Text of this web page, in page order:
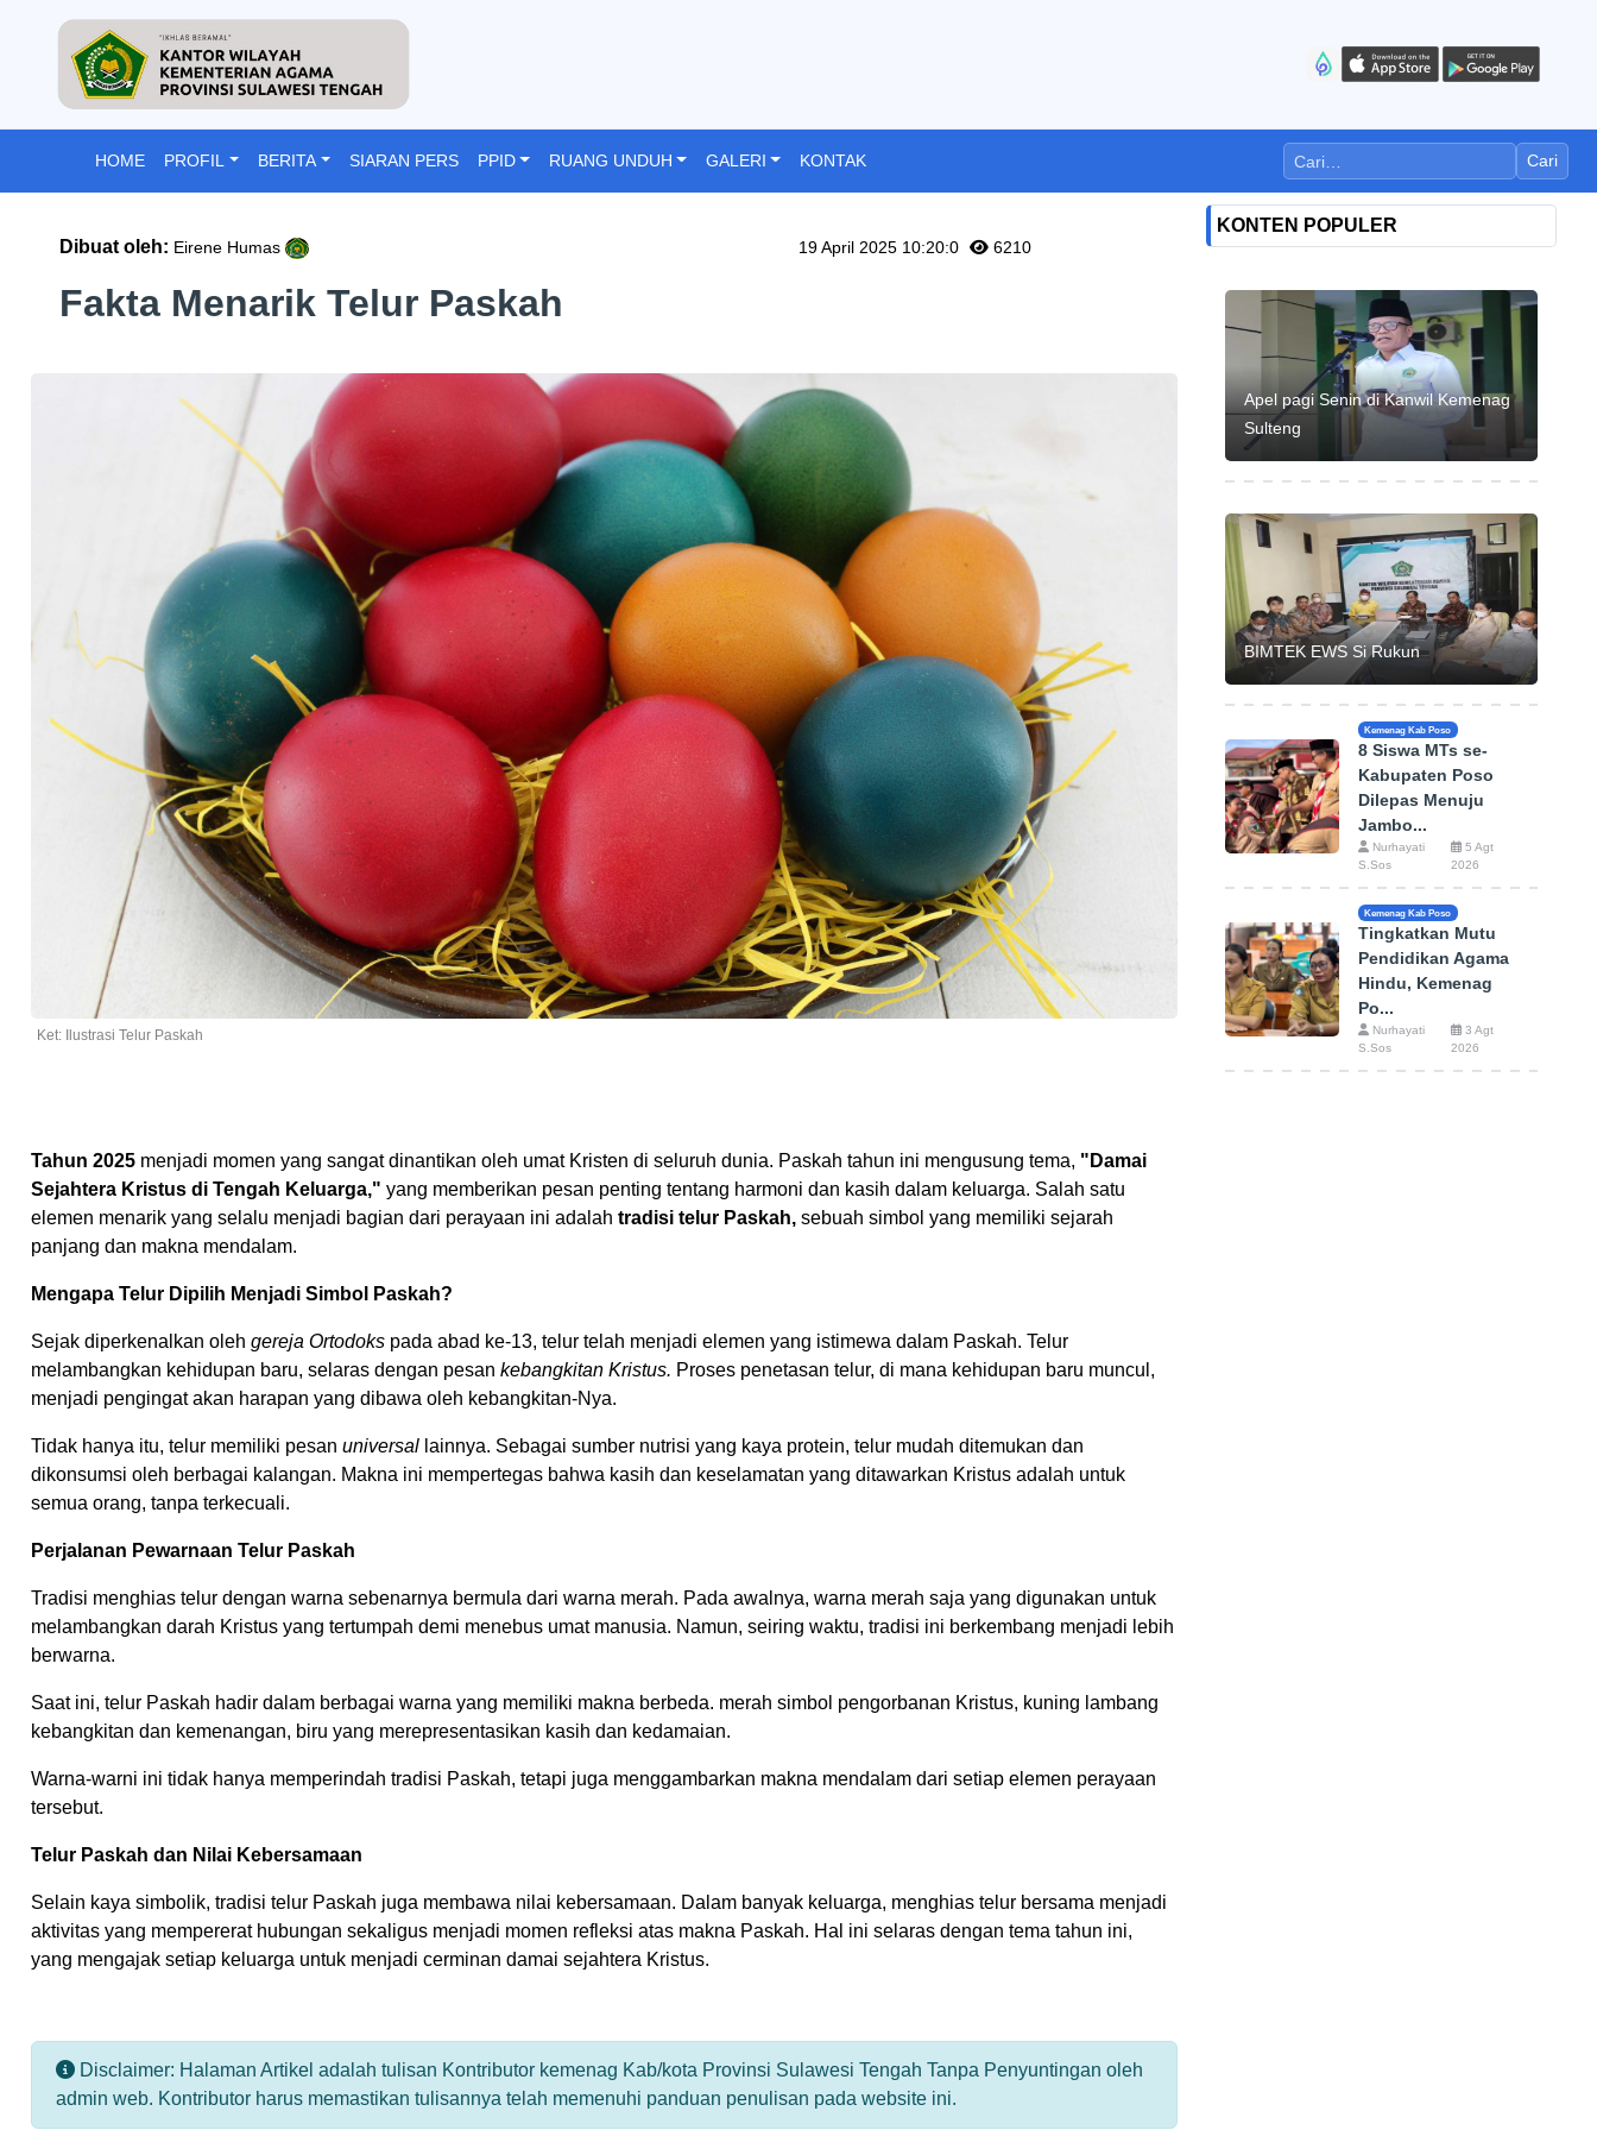
HOME PROFIL BERITA SIARAN PERS PPID RUANG UNDUH GALERI KONTAK Cari
Dibuat oleh: Eirene Humas 19 April 2025 10:20:0 6210
Fakta Menarik Telur Paskah
Ket: Ilustrasi Telur Paskah
Tahun 2025 menjadi momen yang sangat dinantikan oleh umat Kristen di seluruh dunia. Paskah tahun ini mengusung tema, "Damai
Sejahtera Kristus di Tengah Keluarga," yang memberikan pesan penting tentang harmoni dan kasih dalam keluarga. Salah satu
elemen menarik yang selalu menjadi bagian dari perayaan ini adalah tradisi telur Paskah, sebuah simbol yang memiliki sejarah
panjang dan makna mendalam.
Mengapa Telur Dipilih Menjadi Simbol Paskah?
Sejak diperkenalkan oleh gereja Ortodoks pada abad ke-13, telur telah menjadi elemen yang istimewa dalam Paskah. Telur
melambangkan kehidupan baru, selaras dengan pesan kebangkitan Kristus. Proses penetasan telur, di mana kehidupan baru muncul,
menjadi pengingat akan harapan yang dibawa oleh kebangkitan-Nya.
Tidak hanya itu, telur memiliki pesan universal lainnya. Sebagai sumber nutrisi yang kaya protein, telur mudah ditemukan dan
dikonsumsi oleh berbagai kalangan. Makna ini mempertegas bahwa kasih dan keselamatan yang ditawarkan Kristus adalah untuk
semua orang, tanpa terkecuali.
Perjalanan Pewarnaan Telur Paskah
Tradisi menghias telur dengan warna sebenarnya bermula dari warna merah. Pada awalnya, warna merah saja yang digunakan untuk
melambangkan darah Kristus yang tertumpah demi menebus umat manusia. Namun, seiring waktu, tradisi ini berkembang menjadi lebih
berwarna.
Saat ini, telur Paskah hadir dalam berbagai warna yang memiliki makna berbeda. merah simbol pengorbanan Kristus, kuning lambang
kebangkitan dan kemenangan, biru yang merepresentasikan kasih dan kedamaian.
Warna-warni ini tidak hanya memperindah tradisi Paskah, tetapi juga menggambarkan makna mendalam dari setiap elemen perayaan
tersebut.
Telur Paskah dan Nilai Kebersamaan
Selain kaya simbolik, tradisi telur Paskah juga membawa nilai kebersamaan. Dalam banyak keluarga, menghias telur bersama menjadi
aktivitas yang mempererat hubungan sekaligus menjadi momen refleksi atas makna Paskah. Hal ini selaras dengan tema tahun ini,
yang mengajak setiap keluarga untuk menjadi cerminan damai sejahtera Kristus.
Disclaimer: Halaman Artikel adalah tulisan Kontributor kemenag Kab/kota Provinsi Sulawesi Tengah Tanpa Penyuntingan oleh
admin web. Kontributor harus memastikan tulisannya telah memenuhi panduan penulisan pada website ini.
KONTEN POPULER
Apel pagi Senin di Kanwil Kemenag
Sulteng
BIMTEK EWS Si Rukun
Kemenag Kab Poso
8 Siswa MTs se-
Kabupaten Poso
Dilepas Menuju
Jambo...
Nurhayati
S.Sos
5 Agt
2026
Kemenag Kab Poso
Tingkatkan Mutu
Pendidikan Agama
Hindu, Kemenag
Po...
Nurhayati
S.Sos
3 Agt
2026